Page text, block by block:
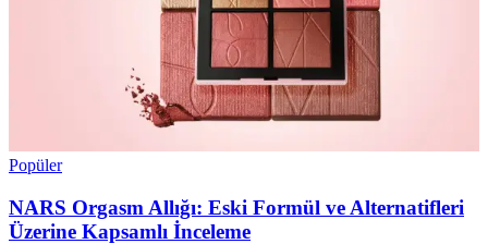
Popüler
NARS Orgasm Allığı: Eski Formül ve Alternatifleri
Üzerine Kapsamlı İnceleme